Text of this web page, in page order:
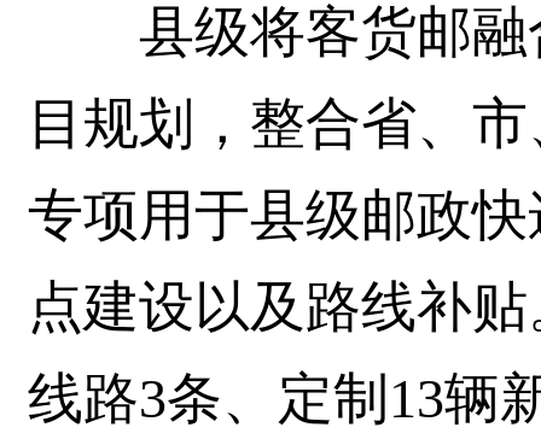
县级将客货邮融
目规划，整合省、
专项用于县级邮政
点建设以及路线补
线路3条、定制13辆